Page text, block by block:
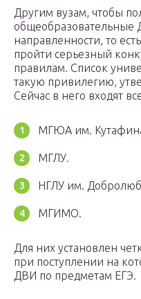
Другим вузам, чтобы
направленности, то
пройти серьезный
правилам. Список
такую привилегию,
Сейчас в него входят
МГЮА им.
МГЛУ.
НГЛУ им.
МГИМО.
Для них установлен
при поступлении на
ДВИ по предметам ЕГЭ.